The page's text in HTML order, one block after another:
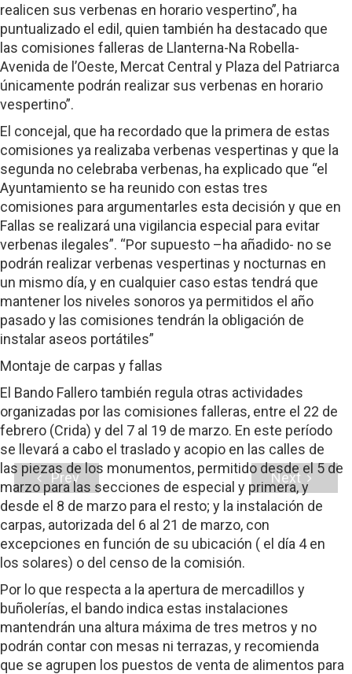
realicen sus verbenas en horario vespertino”, ha
puntualizado el edil, quien también ha destacado que
las comisiones falleras de Llanterna-Na Robella-
Avenida de l’Oeste, Mercat Central y Plaza del Patriarca
únicamente podrán realizar sus verbenas en horario
vespertino”.
El concejal, que ha recordado que la primera de estas
comisiones ya realizaba verbenas vespertinas y que la
segunda no celebraba verbenas, ha explicado que “el
Ayuntamiento se ha reunido con estas tres
comisiones para argumentarles esta decisión y que en
Fallas se realizará una vigilancia especial para evitar
verbenas ilegales”. “Por supuesto –ha añadido- no se
podrán realizar verbenas vespertinas y nocturnas en
un mismo día, y en cualquier caso estas tendrá que
mantener los niveles sonoros ya permitidos el año
pasado y las comisiones tendrán la obligación de
instalar aseos portátiles”
Montaje de carpas y fallas
El Bando Fallero también regula otras actividades
organizadas por las comisiones falleras, entre el 22 de
febrero (Crida) y del 7 al 19 de marzo. En este período
se llevará a cabo el traslado y acopio en las calles de
las piezas de los monumentos, permitido desde el 5 de
marzo para las secciones de especial y primera, y
desde el 8 de marzo para el resto; y la instalación de
carpas, autorizada del 6 al 21 de marzo, con
excepciones en función de su ubicación ( el día 4 en
los solares) o del censo de la comisión.
Por lo que respecta a la apertura de mercadillos y
buñolerías, el bando indica estas instalaciones
mantendrán una altura máxima de tres metros y no
podrán contar con mesas ni terrazas, y recomienda
que se agrupen los puestos de venta de alimentos para
Prev Next